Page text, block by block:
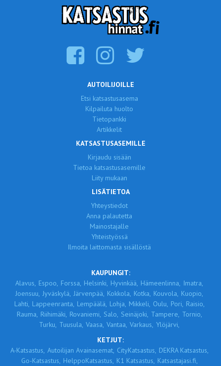
AUTOILIJOILLE
Etsi katsastusasema
Kilpailuta huolto
Tietopankki
Artikkelit
KATSASTUSASEMILLE
Kirjaudu sisään
Tietoa katsastusasemille
Liity mukaan
LISÄTIETOA
Yhteystiedot
Anna palautetta
Mainostajalle
Yhteistyössä
Ilmoita laittomasta sisällöstä
KAUPUNGIT:
Alavus, Espoo, Forssa, Helsinki, Hyvinkää, Hämeenlinna, Imatra,
Joensuu, Jyväskylä, Järvenpää, Kokkola, Kotka, Kouvola, Kuopio,
Lahti, Lappeenranta, Lempäälä, Lohja, Mikkeli, Oulu, Pori, Raisio,
Rauma, Riihimäki, Rovaniemi, Salo, Seinäjoki, Tampere, Tornio,
Turku, Tuusula, Vaasa, Vantaa, Varkaus, Ylöjärvi,
KETJUT:
A-Katsastus, Autoilijan Avainasemat, CityKatsastus, DEKRA Katsastus,
Go-Katsastus, HelppoKatsastus, K1 Katsastus, Katsastajasi.fi,